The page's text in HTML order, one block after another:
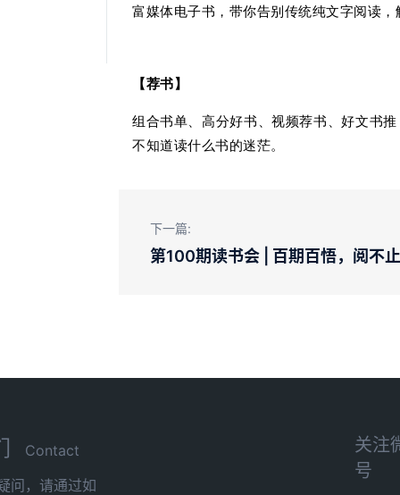
富媒体电子书，带你告别传统纯文字阅读
【荐书】
组合书单、高分好书、视频荐书、好文书
不知道读什么书的迷茫。
下一篇:
第100期读书会 | 百期百悟，阅不
Contact
问，请通过如
关注
号